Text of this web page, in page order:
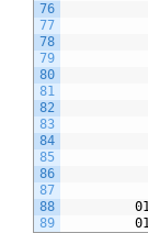
76
77
78
79
80
81
82
83
84
85
86
87
88
89
62
52
55 xx
07 81
83 02
01
01